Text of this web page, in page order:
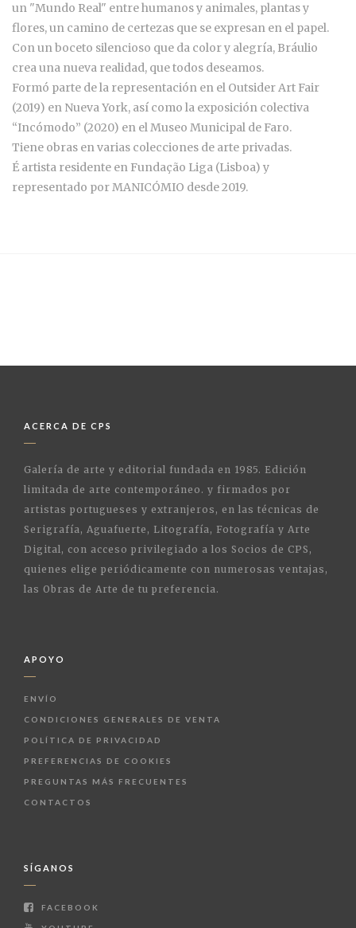
un "Mundo Real" entre humanos y animales, plantas y
flores, un camino de certezas que se expresan en el papel.
Con un boceto silencioso que da color y alegría, Bráulio
crea una nueva realidad, que todos deseamos.
Formó parte de la representación en el Outsider Art Fair
(2019) en Nueva York, así como la exposición colectiva
“Incómodo” (2020) en el Museo Municipal de Faro.
Tiene obras en varias colecciones de arte privadas.
É artista residente en Fundação Liga (Lisboa) y
representado por MANICÓMIO desde 2019.
ACERCA DE CPS
Galería de arte y editorial fundada en 1985. Edición
limitada de arte contemporáneo. y firmados por
artistas portugueses y extranjeros, en las técnicas de
Serigrafía, Aguafuerte, Litografía, Fotografía y Arte
Digital, con acceso privilegiado a los Socios de CPS,
quienes elige periódicamente con numerosas ventajas,
las Obras de Arte de tu preferencia.
APOYO
ENVÍO
CONDICIONES GENERALES DE VENTA
POLÍTICA DE PRIVACIDAD
PREFERENCIAS DE COOKIES
PREGUNTAS MÁS FRECUENTES
CONTACTOS
SÍGANOS
FACEBOOK